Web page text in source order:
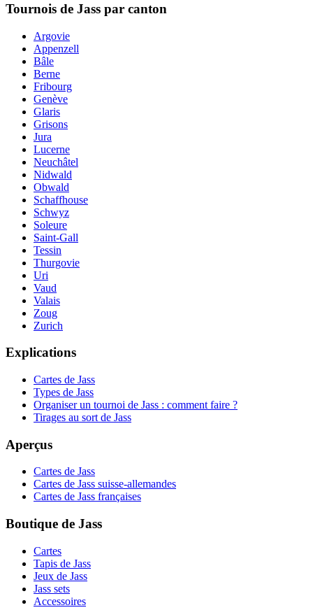
Tournois de Jass par canton
Argovie
Appenzell
Bâle
Berne
Fribourg
Genève
Glaris
Grisons
Jura
Lucerne
Neuchâtel
Nidwald
Obwald
Schaffhouse
Schwyz
Soleure
Saint-Gall
Tessin
Thurgovie
Uri
Vaud
Valais
Zoug
Zurich
Explications
Cartes de Jass
Types de Jass
Organiser un tournoi de Jass : comment faire ?
Tirages au sort de Jass
Aperçus
Cartes de Jass
Cartes de Jass suisse-allemandes
Cartes de Jass françaises
Boutique de Jass
Cartes
Tapis de Jass
Jeux de Jass
Jass sets
Accessoires